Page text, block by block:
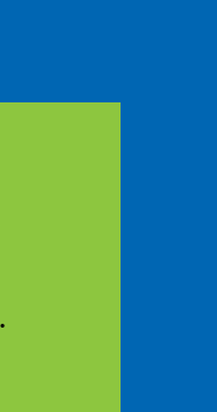
Vai alla pagina
.